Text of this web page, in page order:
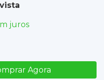
juros
Agora